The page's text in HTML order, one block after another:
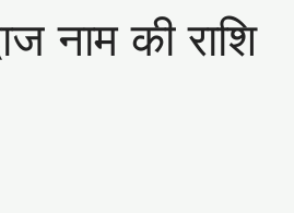
नाम की राशि